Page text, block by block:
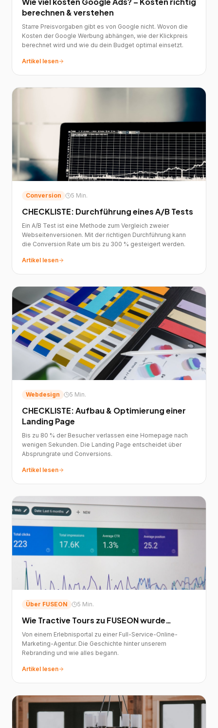
berechnen & verstehen
Starre Preisvorgaben gibt es von Google nicht. Wovon die
Kosten der Google Werbung abhängen, wie der Klickpreis
berechnet wird und wie du dein Budget optimal einsetzt.
Artikel lesen
Conversion 5 Min.
CHECKLISTE: Durchführung eines A/B Tests
Ein A/B Test ist eine Methode zum Vergleich zweier
Webseitenversionen. Mit der richtigen Durchführung kann
die Conversion Rate um bis zu 300 % gesteigert werden.
Artikel lesen
Webdesign 5 Min.
CHECKLISTE: Aufbau & Optimierung einer
Landing Page
Bis zu 80 % der Besucher verlassen eine Homepage nach
wenigen Sekunden. Die Landing Page entscheidet über
Absprungrate und Conversions.
Artikel lesen
Über FUSEON 5 Min.
Wie Tractive Tours zu FUSEON wurde…
Von einem Erlebnisportal zu einer Full-Service-Online-
Marketing-Agentur. Die Geschichte hinter unserem
Rebranding und wie alles begann.
Artikel lesen